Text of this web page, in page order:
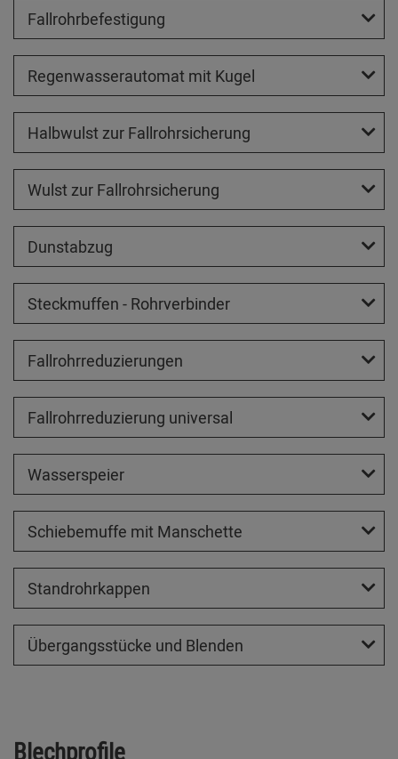
Fallrohrbefestigung
Regenwasserautomat mit Kugel
Halbwulst zur Fallrohrsicherung
Wulst zur Fallrohrsicherung
Dunstabzug
Steckmuffen - Rohrverbinder
Fallrohrreduzierungen
Fallrohrreduzierung universal
Wasserspeier
Schiebemuffe mit Manschette
Standrohrkappen
Übergangsstücke und Blenden
Blechprofile